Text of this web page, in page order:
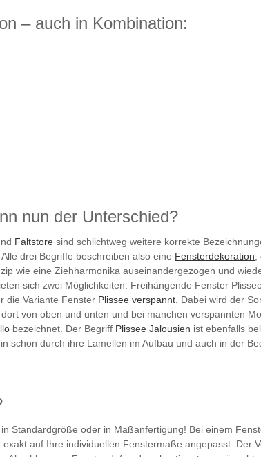
– auch in Kombination:
nun der Unterschied?
Faltstore sind schlichtweg weitere korrekte
drei Begriffe beschreiben also eine Fensterdekoration
wie eine Ziehharmonika auseinandergezogen und
sich zwei Möglichkeiten: Freihängende Fenster
die Variante Fenster Plissee verspannt . Dabei wird der
von oben und unten und bei manchen verspannten
bezeichnet. Der Begriff Plissee Jalousien ist ebenfalls
schon durch ihre Lamellen im Aufbau und auch in der
Standardgröße oder in Maßanfertigung! Bei einem
exakt auf Ihre individuellen Fenstermaße angepasst. Der